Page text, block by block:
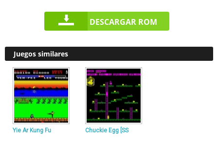
DESCARGAR ROM
Juegos similares
Yie Ar Kung Fu Chuckie Egg [SS